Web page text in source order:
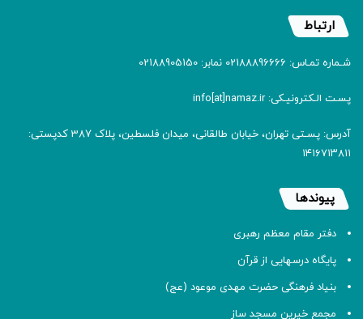
ارتباط
شـماره تمـاس: 02188896666 نمابر: 02188905150
پسـت الـکترونیـکی: info[at]namaz.ir
آدرس: پسـتی تهران، خیابان طالقانی، میدان فلسطین، پلاک 387 کدپستی:
۱۴۱۶۷۱۳۸۱۱
پیوندها
دفتر مقام معظم رهبری
پایگاه درسهایی از قرآن
بنیاد فرهنگی حضرت مهدی موعود (عج)
مجمع خیرین مسجد ساز